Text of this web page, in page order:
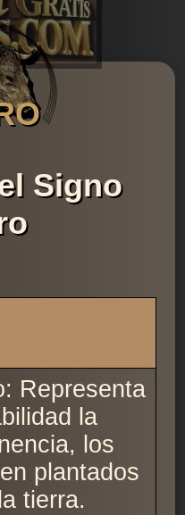
Signo
Representa
la
los
plantados
tierra.